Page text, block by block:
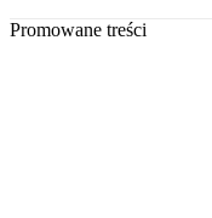
Promowane treści